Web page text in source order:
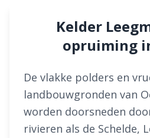
Kelder
opruiming
De vlakke polders en
landbouwgronden van
worden doorsneden
rivieren als de Schelde,